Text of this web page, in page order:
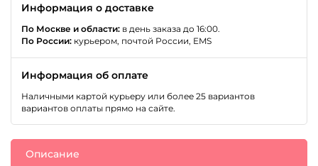
Информация о доставке
По Москве и области: в день заказа до 16:00.
По России: курьером, почтой России, EMS
Информация об оплате
Наличными картой курьеру или более 25 вариантов
вариантов оплаты прямо на сайте.
Описание